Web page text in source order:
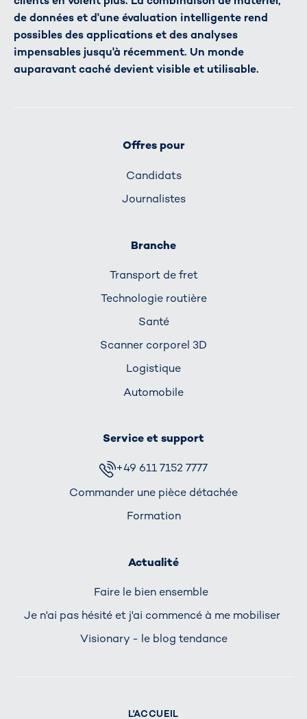
de données et d'une évaluation intelligente rend
possibles des applications et des analyses
impensables jusqu'à récemment. Un monde
auparavant caché devient visible et utilisable.
Offres pour
Candidats
Journalistes
Branche
Transport de fret
Technologie routière
Santé
Scanner corporel 3D
Logistique
Automobile
Service et support
+49 611 7152 7777
Commander une pièce détachée
Formation
Actualité
Faire le bien ensemble
Je n'ai pas hésité et j'ai commencé à me mobiliser
Visionary - le blog tendance
L'ACCUEIL